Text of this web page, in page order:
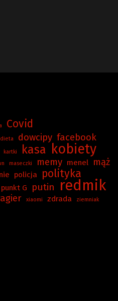
Covid
dieta dowcipy facebook
kartki kasa kobiety
maseczki memy menel mąż
policja polityka
punkt G putin redmik
xiaomi zdrada
ziemniak